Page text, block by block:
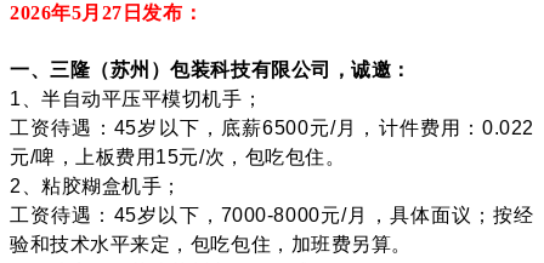
2026年5月27 日发布：
一、三隆（苏州）包装科技有限公司，诚邀：
1、半自动平压平模切机手；
工资待遇：45岁以下，底薪6500元/月，计件费用：0.022
元/啤，上板费用15元/次，包吃包住。
2、粘胶糊盒机手；
工资待遇：45岁以下，7000-8000元/月，具体面议；按经
验和技术水平来定，包吃包住，加班费另算。